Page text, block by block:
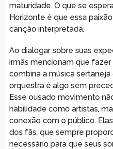
maturidade. O que se
Horizonte é que essa
canção interpretada.
Ao dialogar sobre suas
irmãs mencionam que
combina a música
orquestra é algo sem
Esse ousado movimento
habilidade como artistas,
conexão com o público.
dos fãs, que sempre
necessário para que seus